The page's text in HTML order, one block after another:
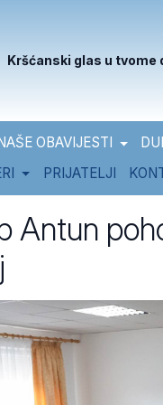
Kršćanski glas u tvome
NAŠE OBAVIJESTI
PRIJATELJI
Antun